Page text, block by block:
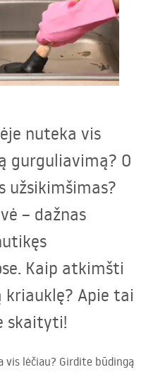
nuteka vis
gurguliavimą? O
užsikimšimas?
– dažnas
Kaip atkimšti
Apie tai
skaityti!
vis lėčiau? Girdite būdingą